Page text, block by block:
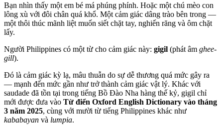
Bạn nhìn thấy một em bé má phúng phính. Hoặc một chú mèo con
lông xù với đôi chân quá khổ. Một cảm giác dâng trào bên trong —
một thôi thúc mãnh liệt muốn siết chặt tay, nghiến răng và ôm chặt
lấy.
Người Philippines có một từ cho cảm giác này: gigil (phát âm ghee-
gill).
Đó là cảm giác kỳ lạ, mâu thuẫn do sự dễ thương quá mức gây ra
— mạnh đến mức gần như trở thành cảm giác vật lý. Khác với
saudade đã tồn tại trong tiếng Bồ Đào Nha hàng thế kỷ, gigil chỉ
mới được đưa vào Từ điển Oxford English Dictionary vào tháng
3 năm 2025, cùng với mười từ tiếng Philippines khác như
kababayan và lumpia.